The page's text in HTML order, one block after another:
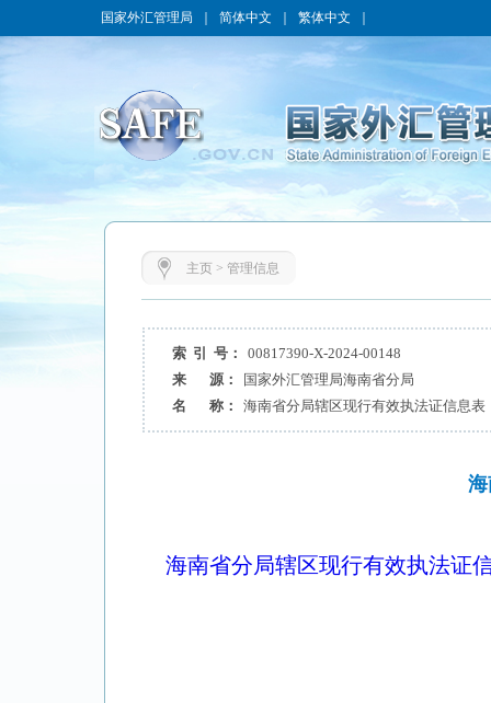
国家外汇管理局 简体中文 繁体中文
主页> 管理信息
索 引 号：
00817390-X-2024-00148
来 源：
国家外汇管理局海南省分局
名 称：
海南省分局辖区现行有效执法证信息表
海南省分局辖区现行有效执法证